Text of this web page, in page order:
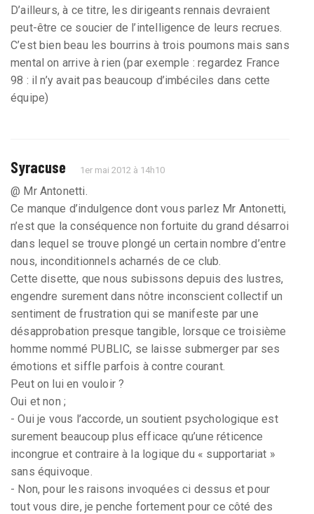
D’ailleurs, à ce titre, les dirigeants rennais devraient
peut-être ce soucier de l’intelligence de leurs recrues.
C’est bien beau les bourrins à trois poumons mais sans
mental on arrive à rien (par exemple : regardez France
98 : il n’y avait pas beaucoup d’imbéciles dans cette
équipe)
Syracuse 1er mai 2012 à 14h10
@ Mr Antonetti.
Ce manque d’indulgence dont vous parlez Mr Antonetti,
n’est que la conséquence non fortuite du grand désarroi
dans lequel se trouve plongé un certain nombre d’entre
nous, inconditionnels acharnés de ce club.
Cette disette, que nous subissons depuis des lustres,
engendre surement dans nôtre inconscient collectif un
sentiment de frustration qui se manifeste par une
désapprobation presque tangible, lorsque ce troisième
homme nommé PUBLIC, se laisse submerger par ses
émotions et siffle parfois à contre courant.
Peut on lui en vouloir ?
Oui et non ;
- Oui je vous l’accorde, un soutient psychologique est
surement beaucoup plus efficace qu’une réticence
incongrue et contraire à la logique du « supportariat »
sans équivoque.
- Non, pour les raisons invoquées ci dessus et pour
tout vous dire, je penche fortement pour ce côté des